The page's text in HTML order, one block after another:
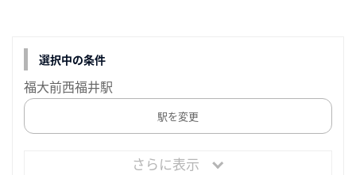
選択中の条件
福大前西福井駅
駅を変更
さらに表示